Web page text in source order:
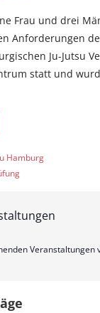
Frau und drei
Anforderungen
Ju-Jutsu
statt und
Hamburg
Veranstaltungen